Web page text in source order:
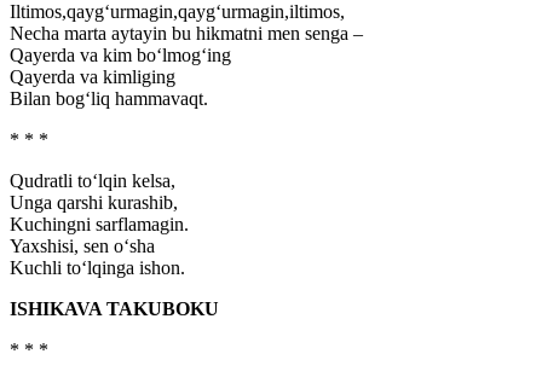
Iltimos,qayg‘urmagin,qayg‘urmagin,iltimos,
Necha marta aytayin bu hikmatni men senga –
Qayerda va kim bo‘lmog‘ing
Qayerda va kimliging
Bilan bog‘liq hammavaqt.
* * *
Qudratli to‘lqin kelsa,
Unga qarshi kurashib,
Kuchingni sarflamagin.
Yaxshisi, sen o‘sha
Kuchli to‘lqinga ishon.
ISHIKAVA TAKUBOKU
* * *